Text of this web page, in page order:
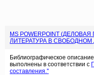
MS POWERPOINT
ЛИТЕРАТУРА В СВОБОДНОМ
Библиографическое
выполнены в соответствии с
составления.''